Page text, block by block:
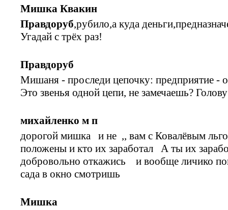
Мишка Квакин
Правдоруб,рубило,а куда
Угадай с трёх раз!
Правдоруб
Мишаня - проследи цепочку: предприятие -
Это звенья одной цепи, не замечаешь?
михайленко м п
дорогой мишка и не ,, вам с Ковалёвым
положены и кто их заработал А ты их
добровольно откажись и вообще личико
сада в окно смотришь
Мишка